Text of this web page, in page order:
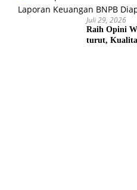
Juli 29, 2026
Raih Opini
turut,